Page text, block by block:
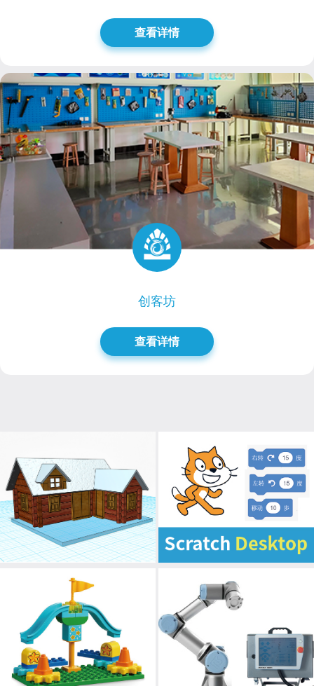
查看详情
创客坊
查看详情